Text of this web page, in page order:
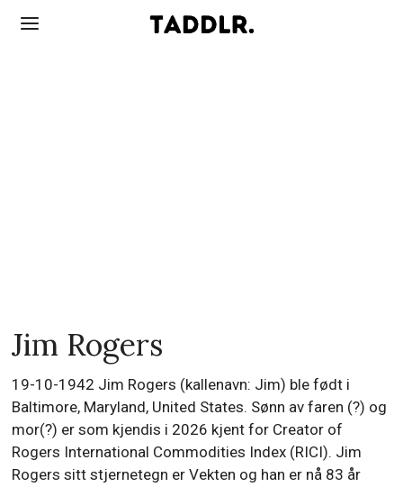
Jim Rogers
19-10-1942 Jim Rogers (kallenavn: Jim) ble født i
Baltimore, Maryland, United States. Sønn av faren (?) og
mor(?) er som kjendis i 2026 kjent for Creator of
Rogers International Commodities Index (RICI). Jim
Rogers sitt stjernetegn er Vekten og han er nå 83 år